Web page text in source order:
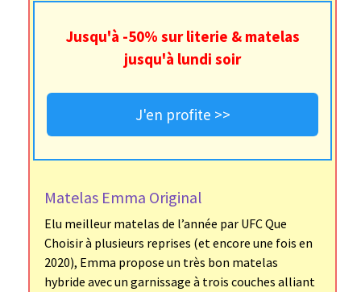
Jusqu'à -50% sur literie & matelas
jusqu'à lundi soir
J'en profite >>
Matelas Emma Original
Elu meilleur matelas de l’année par UFC Que
Choisir à plusieurs reprises (et encore une fois en
2020), Emma propose un très bon matelas
hybride avec un garnissage à trois couches alliant